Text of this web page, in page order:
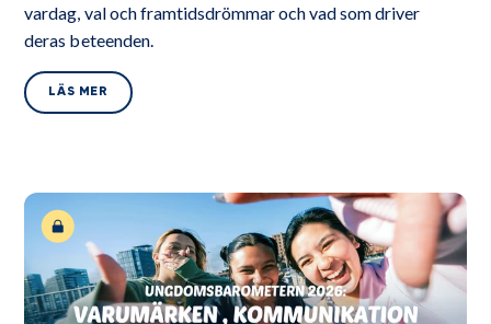
vardag, val och framtidsdrömmar och vad som driver
deras beteenden.
LÄS MER